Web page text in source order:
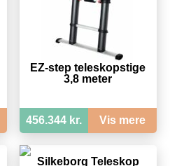
EZ-step teleskopstige
3,8 meter
456.344 kr. Vis mere
Silkeborg Teleskop